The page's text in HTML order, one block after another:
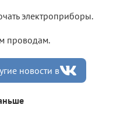
электроприборы.
проводам.
новости в